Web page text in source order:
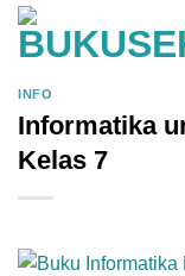
Skip
INFO
Informatika
Kelas 7